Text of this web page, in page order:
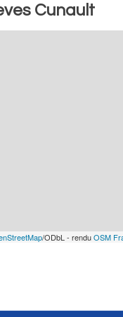
Cunault
/ODbL - renduOSM